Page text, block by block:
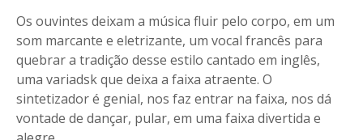
Os ouvintes deixam a música fluir pelo corpo, em um
som marcante e eletrizante, um vocal francês para
quebrar a tradição desse estilo cantado em inglês,
uma variadsk que deixa a faixa atraente. O
sintetizador é genial, nos faz entrar na faixa, nos dá
vontade de dançar, pular, em uma faixa divertida e